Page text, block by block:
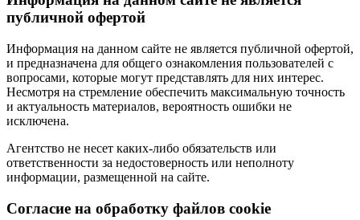
публичной офертой
Информация на данном сайте не является публичной офертой,
и предназначена для общего ознакомления пользователей с
вопросами, которые могут представлять для них интерес.
Несмотря на стремление обеспечить максимальную точность
и актуальность материалов, вероятность ошибки не
исключена.
Агентство не несет каких-либо обязательств или
ответственности за недостоверность или неполноту
информации, размещенной на сайте.
Cогласие на обработку файлов cookie